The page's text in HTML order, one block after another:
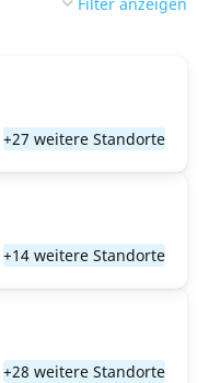
+27 weitere Standorte
+14 weitere Standorte
+28 weitere Standorte